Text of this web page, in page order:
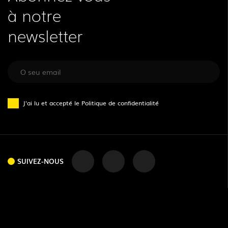
à notre
newsletter
J'ai lu et accepté le Politique de confidentialité
SUIVEZ-NOUS